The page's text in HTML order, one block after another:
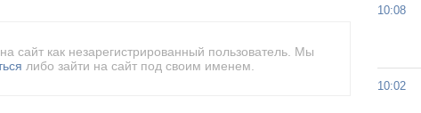
сайт как незарегистрированный пользователь. Мы
либо зайти на сайт под своим именем.
10:08
10:02